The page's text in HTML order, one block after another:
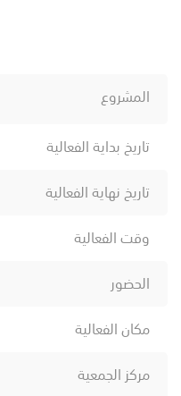
المشروع
تاريخ بداية الفعالية
تاريخ نهاية الفعالية
وقت الفعالية
الحضور
مكان الفعالية
مركز الجمعية